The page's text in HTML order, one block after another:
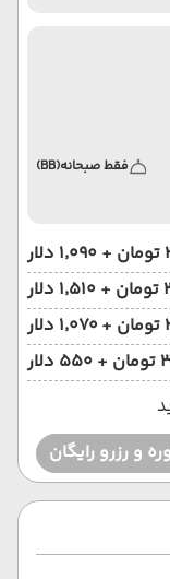
فقط صبحانه(BB)
و رزرو رایگان